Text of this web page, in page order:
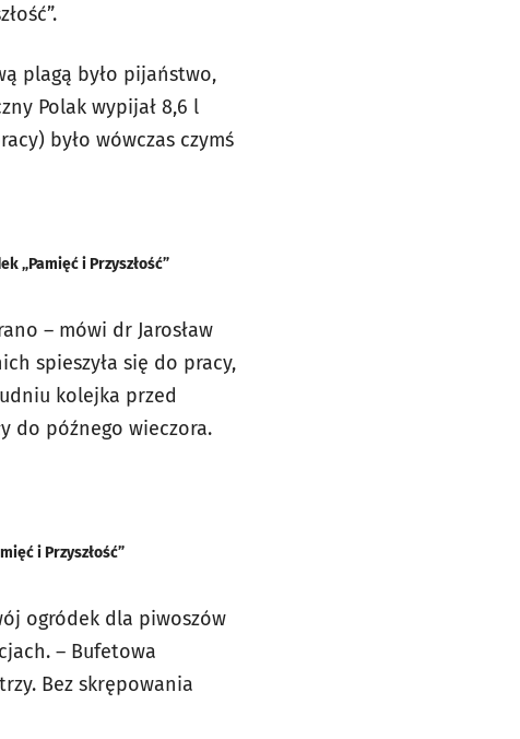
plagą było pijaństwo,
Polak wypijał 8,6 l
było wówczas czymś
„Pamięć i Przyszłość”
– mówi dr Jarosław
spieszyła się do pracy,
kolejka przed
do późnego wieczora.
i Przyszłość”
ogródek dla piwoszów
– Bufetowa
Bez skrępowania